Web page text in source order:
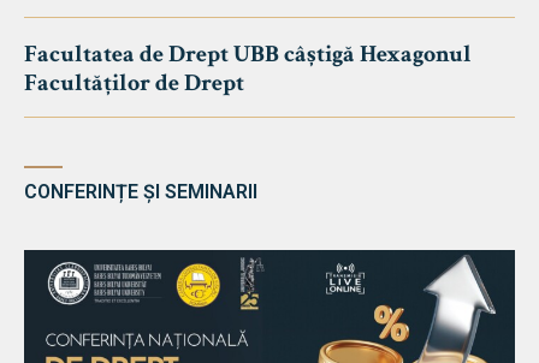
Facultatea de Drept UBB câștigă Hexagonul
Facultăților de Drept
CONFERINȚE ȘI SEMINARII